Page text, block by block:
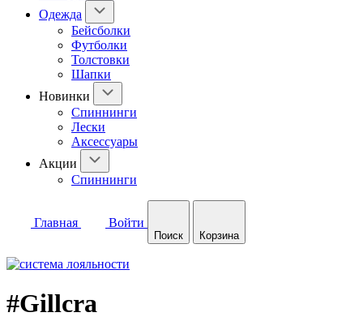
Одежда
Бейсболки
Футболки
Толстовки
Шапки
Новинки
Спиннинги
Лески
Аксессуары
Акции
Спиннинги
Главная Войти
Поиск Корзина
#Gillcra